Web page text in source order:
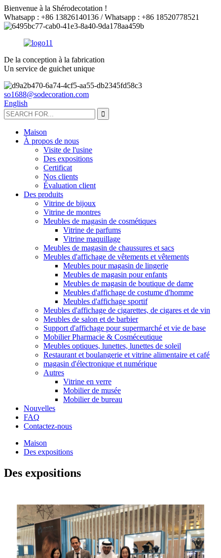
Bienvenue à la Shérodecotation !
Whatsapp : +86 13826140136 / Whatsapp : +86 18520778521
De la conception à la fabrication
Un service de guichet unique
so1688@sodecoration.com
English
Maison
À propos de nous
Visite de l'usine
Des expositions
Certificat
Nos clients
Évaluation client
Des produits
Vitrine de bijoux
Vitrine de montres
Meubles de magasin de cosmétiques
Vitrine de parfums
Vitrine maquillage
Meubles de magasin de chaussures et sacs
Meubles d'affichage de vêtements et vêtements
Meubles pour magasin de lingerie
Meubles de magasin pour enfants
Meubles de magasin de boutique de dame
Meubles d'affichage de costume d'homme
Meubles d'affichage sportif
Meubles d'affichage de cigarettes, de cigares et de vin
Meubles de salon et de barbier
Support d'affichage pour supermarché et vie de base
Mobilier Pharmacie & Cosméceutique
Meubles optiques, lunettes, lunettes de soleil
Restaurant et boulangerie et vitrine alimentaire et café
magasin d'électronique et numérique
Autres
Vitrine en verre
Mobilier de musée
Mobilier de bureau
Nouvelles
FAQ
Contactez-nous
Maison
Des expositions
Des expositions